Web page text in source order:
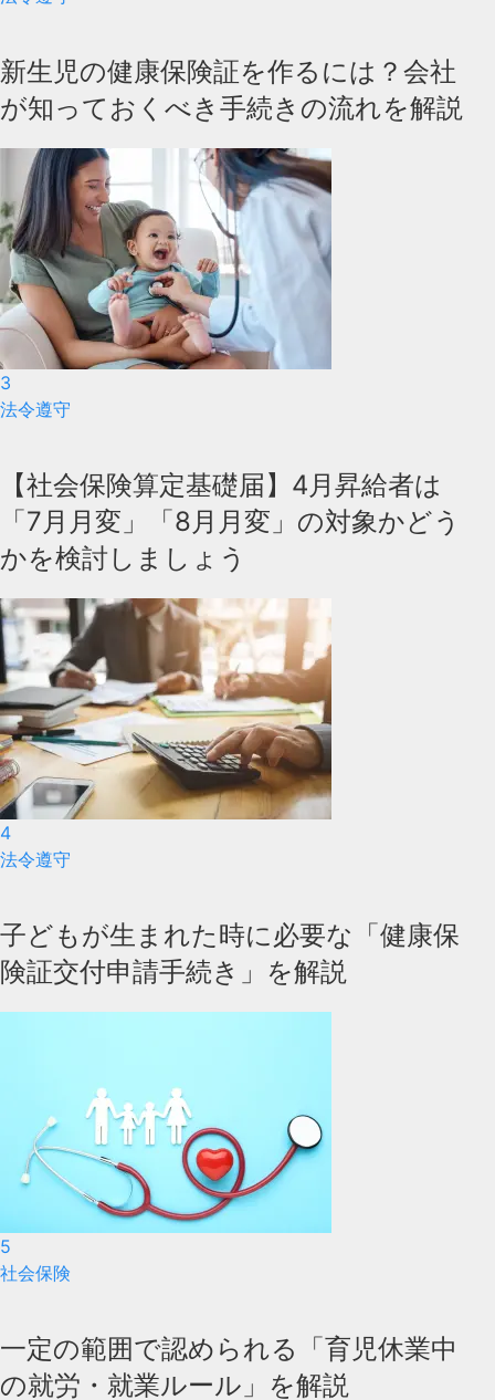
新生児の健康保険証を作るには？会社
が知っておくべき手続きの流れを解説
3
法令遵守
【社会保険算定基礎届】4月昇給者は
「7月月変」「8月月変」の対象かどう
かを検討しましょう
4
法令遵守
子どもが生まれた時に必要な「健康保
険証交付申請手続き」を解説
5
社会保険
一定の範囲で認められる「育児休業中
の就労・就業ルール」を解説